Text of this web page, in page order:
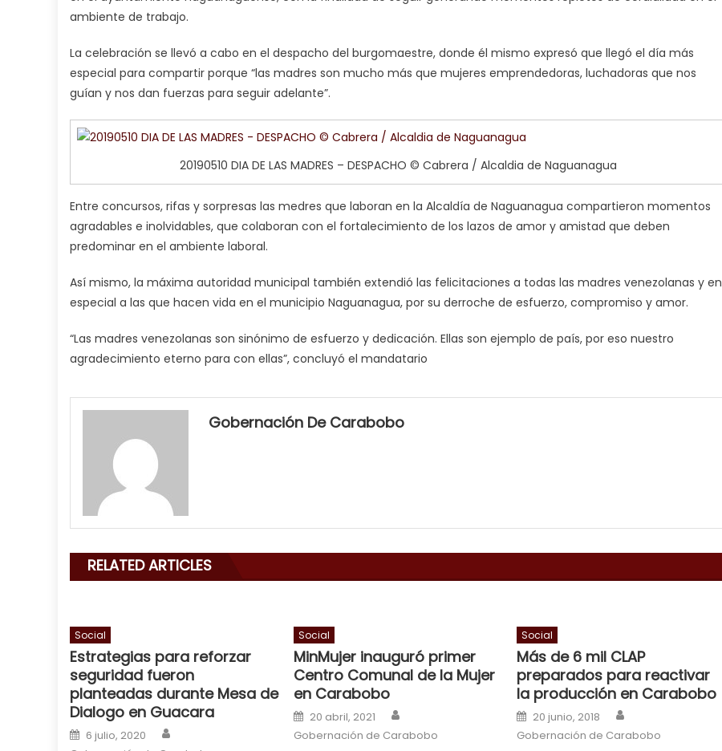
ambiente de trabajo.
La celebración se llevó a cabo en el despacho del burgomaestre, donde él mismo expresó que llegó el día más
especial para compartir porque “las madres son mucho más que mujeres emprendedoras, luchadoras que nos
guían y nos dan fuerzas para seguir adelante”.
20190510 DIA DE LAS MADRES – DESPACHO © Cabrera / Alcaldia de Naguanagua
Entre concursos, rifas y sorpresas las medres que laboran en la Alcaldía de Naguanagua compartieron momentos
agradables e inolvidables, que colaboran con el fortalecimiento de los lazos de amor y amistad que deben
predominar en el ambiente laboral.
Así mismo, la máxima autoridad municipal también extendió las felicitaciones a todas las madres venezolanas y en
especial a las que hacen vida en el municipio Naguanagua, por su derroche de esfuerzo, compromiso y amor.
“Las madres venezolanas son sinónimo de esfuerzo y dedicación. Ellas son ejemplo de país, por eso nuestro
agradecimiento eterno para con ellas”, concluyó el mandatario
my
neighbor
his
cum,
a
cuckold,
nice
milf
in
squirting
Gobernación De Carabobo
RELATED ARTICLES
Social
Estrategias para reforzar
seguridad fueron
planteadas durante Mesa de
Dialogo en Guacara
Posted on
6 julio, 2020
Social
MinMujer inauguró primer
Centro Comunal de la Mujer
en Carabobo
Posted on
20 abril, 2021
Gobernación de Carabobo
Social
Más de 6 mil CLAP
preparados para reactivar
la producción en Carabobo
Posted on
20 junio, 2018
Gobernación de Carabobo